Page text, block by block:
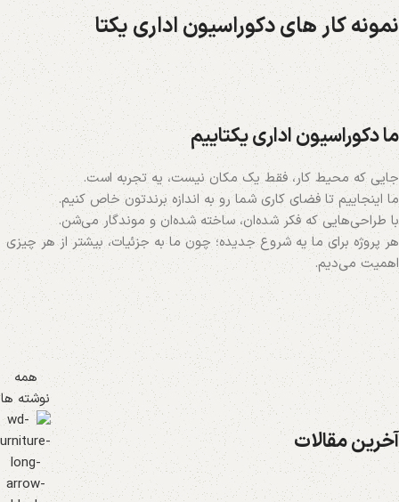
نمونه کار های دکوراسیون اداری یکتا
بازنشستگی کل کشور
بیمارستان شیراز
دانشگاه علوم تغذیه
ما دکوراسیون اداری یکتاییم
جایی که محیط کار، فقط یک مکان نیست، یه تجربه‌ است.
ما اینجاییم تا فضای کاری شما رو به اندازه برندتون خاص کنیم.
با طراحی‌هایی که فکر شده‌ان، ساخته شده‌ان و موندگار می‌شن.
هر پروژه برای ما یه شروع جدیده؛ چون ما به جزئیات، بیشتر از هر چیزی
اهمیت می‌دیم.
آخرین مقالات
همه
نوشته ها
الهام ملکی